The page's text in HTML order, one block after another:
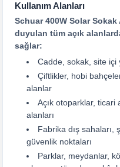
Kullanım Alanları
Schuar 400W Solar Sokak
duyulan tüm açık
sağlar:
Cadde, sokak, site içi
Çiftlikler, hobi
alanlar
Açık otoparklar, ticari
alanları
Fabrika dış
güvenlik noktaları
Parklar, meydanlar,